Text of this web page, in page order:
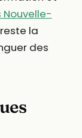
Nouvelle-
la
des